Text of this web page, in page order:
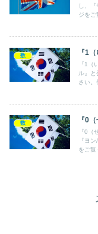
し、
ジをご
数 『1
『1（
ル』
さい。
数 『0
『0（
『ヨ
をご覧